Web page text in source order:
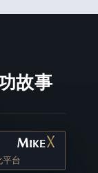
故事
平台